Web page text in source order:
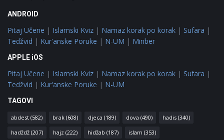
ANDROID
Pitaj Učene | Islamski Kviz | Namaz korak po korak | Sufara |
Tedžvid | Kur'anske Poruke | N-UM | Minber
APPLE iOS
Pitaj Učene | Islamski Kviz | Namaz korak po korak | Sufara |
Tedžvid | Kur'anske Poruke | N-UM
TAGOVI
abdest (582) brak (608) djeca (189) dova (490) hadis (340)
hadždž (207) hajz (222) hidžab (187) islam (353)